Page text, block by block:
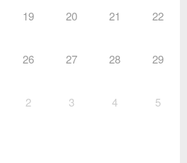
19 20 21 22
26 27 28 29
2 3 4 5